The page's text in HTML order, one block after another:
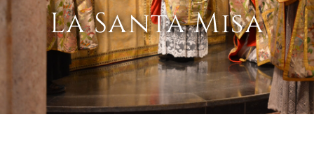
La Santa Misa